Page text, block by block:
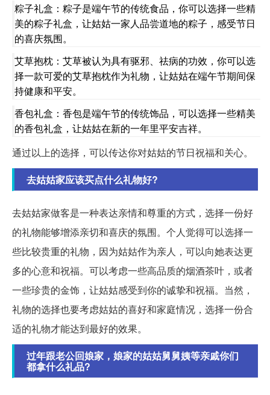
粽子礼盒：粽子是端午节的传统食品，你可以选择一些精
美的粽子礼盒，让姑姑一家人品尝道地的粽子，感受节日
的喜庆氛围。
艾草抱枕：艾草被认为具有驱邪、祛病的功效，你可以选
择一款可爱的艾草抱枕作为礼物，让姑姑在端午节期间保
持健康和平安。
香包礼盒：香包是端午节的传统饰品，可以选择一些精美
的香包礼盒，让姑姑在新的一年里平安吉祥。
通过以上的选择，可以传达你对姑姑的节日祝福和关心。
去姑姑家应该买点什么礼物好?
去姑姑家做客是一种表达亲情和尊重的方式，选择一份好
的礼物能够增添亲切和喜庆的氛围。个人觉得可以选择一
些比较贵重的礼物，因为姑姑作为亲人，可以向她表达更
多的心意和祝福。可以考虑一些高品质的烟酒茶叶，或者
一些珍贵的金饰，让姑姑感受到你的诚挚和祝福。当然，
礼物的选择也要考虑姑姑的喜好和家庭情况，选择一份合
适的礼物才能达到最好的效果。
过年跟老公回娘家，娘家的姑姑舅舅姨等亲戚你们
都拿什么礼品?